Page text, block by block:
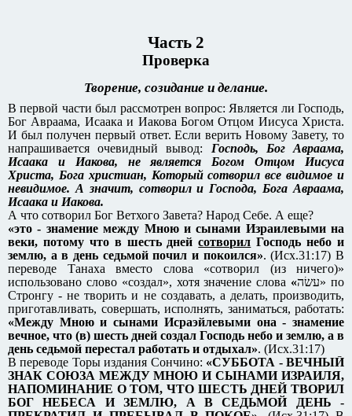
Часть 2
Проверка
Творение, созидание и делание.
В первой части был рассмотрен вопрос: Является ли Господь,
Бог Авраама, Исаака и Иакова Богом Отцом Иисуса Христа.
И был получен первый ответ. Если верить Новому Завету, то
напрашивается очевидный вывод: Господь, Бог Авраама,
Исаака и Иакова, не является Богом Отцом Иисуса
Христа, Бога христиан, Который сотворил все видимое и
невидимое. А значит, сотворил и Господа, Бога Авраама,
Исаака и Иакова.
А что сотворил Бог Ветхого Завета? Народ Себе. А еще?
«это - знамение между Мною и сынами Израилевыми на
веки, потому что в шесть днейсотворил Господь небо и
землю, а в день седьмой почил и покоился». (Исх.31:17) В
переводе Танаха вместо слова «сотворил (из ничего)»
использовано слово «создал», хотя значение слова «עשׂה‎» по
Стронгу - не творить и не создавать, а делать, производить,
приготавливать, совершать, исполнять, заниматься, работать:
«Между Мною и сынами Исраэйлевыми она - знамение
вечное, что (в) шесть дней создал Господь небо и землю, а в
день седьмой перестал работать и отдыхал». (Исх.31:17)
В переводе Торы издания Сончино: «СУББОТА - ВЕЧНЫЙ
ЗНАК СОЮЗА МЕЖДУ МНОЮ И СЫНАМИ ИЗРАИЛЯ,
НАПОМИНАНИЕ О ТОМ, ЧТО ШЕСТЬ ДНЕЙ ТВОРИЛ
БОГ НЕБЕСА И ЗЕМЛЮ, А В СЕДЬМОЙ ДЕНЬ -